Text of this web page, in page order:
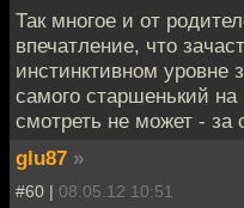
Так многое и от
впечатление, что
инстинктивном уровне
самого старшенький на
смотреть не может - за
glu87 »
#60 | 08.05.12 10:51